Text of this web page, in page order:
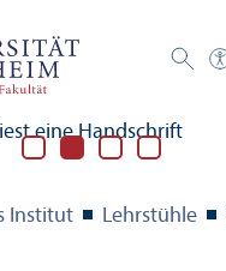
Institut Lehr­stühle